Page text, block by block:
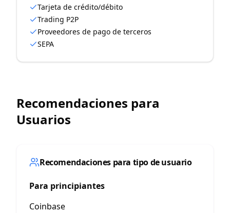
Tarjeta de crédito/débito
Trading P2P
Proveedores de pago de terceros
SEPA
Recomendaciones para
Usuarios
Recomendaciones para tipo de usuario
Para principiantes
Coinbase